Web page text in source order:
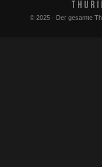
© 2025 · Der gesamte